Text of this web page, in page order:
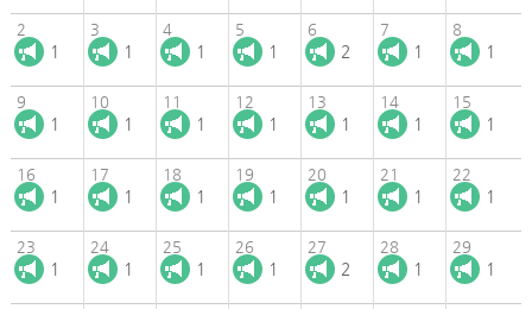
2
1
3
1
4
1
5
1
6
2
7
1
8
1
9
1
10
1
11
1
12
1
13
1
14
1
15
1
16
1
17
1
18
1
19
1
20
1
21
1
22
1
23
1
24
1
25
1
26
1
27
2
28
1
29
1